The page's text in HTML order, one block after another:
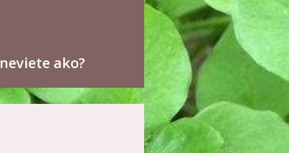
ako?